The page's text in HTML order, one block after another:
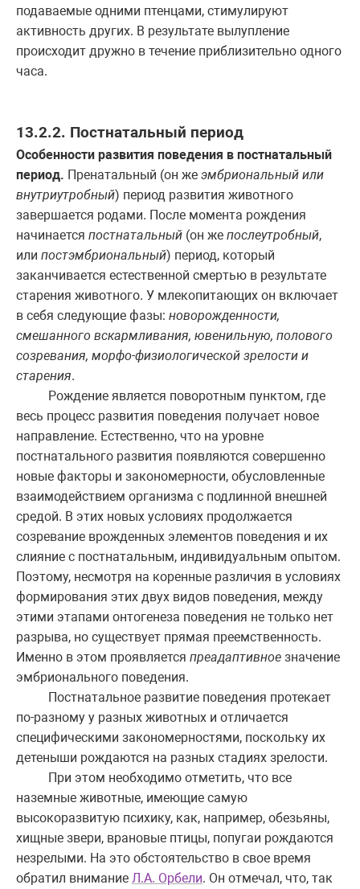
подаваемые одними птенцами, стимулируют
активность других. В результате вылупление
происходит дружно в течение приблизительно одного
часа.
13.2.2. Постнатальный период
Особенности развития поведения в постнатальный
период. Пренатальный (он же эмбриональный или
внутриутробный) период развития животного
завершается родами. После момента рождения
начинается постнатальный (он же послеутробный,
или постэмбриональный) период, который
заканчивается естественной смертью в результате
старения животного. У млекопитающих он включает
в себя следующие фазы: новорожденности,
смешанного вскармливания, ювенильную, полового
созревания, морфо-физиологической зрелости и
старения.
Рождение является поворотным пунктом, где
весь процесс развития поведения получает новое
направление. Естественно, что на уровне
постнатального развития появляются совершенно
новые факторы и закономерности, обусловленные
взаимодействием организма с подлинной внешней
средой. В этих новых условиях продолжается
созревание врожденных элементов поведения и их
слияние с постнатальным, индивидуальным опытом.
Поэтому, несмотря на коренные различия в условиях
формирования этих двух видов поведения, между
этими этапами онтогенеза поведения не только нет
разрыва, но существует прямая преемственность.
Именно в этом проявляется преадаптивное значение
эмбрионального поведения.
Постнатальное развитие поведения протекает
по-разному у разных животных и отличается
специфическими закономерностями, поскольку их
детеныши рождаются на разных стадиях зрелости.
При этом необходимо отметить, что все
наземные животные, имеющие самую
высокоразвитую психику, как, например, обезьяны,
хищные звери, врановые птицы, попугаи рождаются
незрелыми. На это обстоятельство в свое время
обратил внимание Л.А. Орбели. Он отмечал, что, так